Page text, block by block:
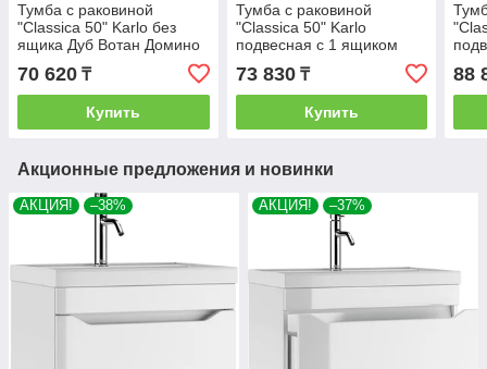
Тумба с раковиной
"Classica 50" Karlo без
ящика Дуб Вотан Домино
70 620 ₸
Купить
Тумба с раковиной
"Classica 50" Karlo
подвесная с 1 ящиком
Бетон Домино
73 830₸
Купить
88
Акционные предложения и новинки
АКЦИЯ! –38% АКЦИЯ! –37%